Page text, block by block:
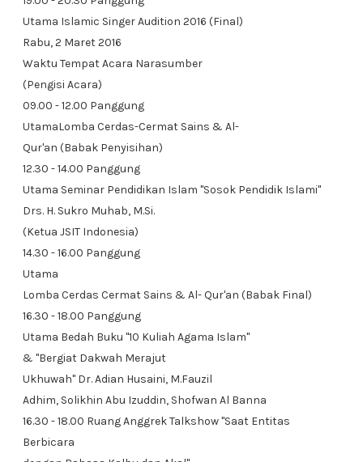
Utama Islamic Singer Audition 2016 (Final)
Rabu, 2 Maret 2016
Waktu Tempat Acara Narasumber
(Pengisi Acara)
09.00 - 12.00 Panggung
UtamaLomba Cerdas-Cermat Sains & Al-
Qur'an (Babak Penyisihan)
12.30 - 14.00 Panggung
Utama Seminar Pendidikan Islam "Sosok Pendidik Islami"
Drs. H. Sukro Muhab, M.Si.
(Ketua JSIT Indonesia)
14.30 - 16.00 Panggung
Utama
Lomba Cerdas Cermat Sains & Al- Qur'an (Babak Final)
16.30 - 18.00 Panggung
Utama Bedah Buku "10 Kuliah Agama Islam"
& "Bergiat Dakwah Merajut
Ukhuwah" Dr. Adian Husaini, M.Fauzil
Adhim, Solikhin Abu Izuddin, Shofwan Al Banna
16.30 - 18.00 Ruang Anggrek Talkshow "Saat Entitas
Berbicara